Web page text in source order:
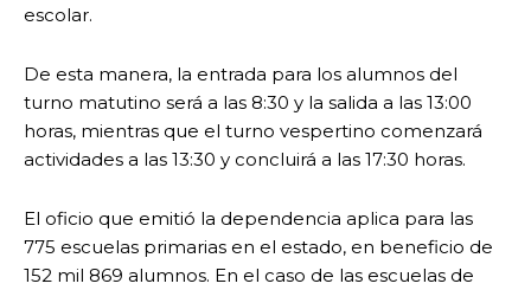
escolar.
De esta manera, la entrada para los alumnos del
turno matutino será a las 8:30 y la salida a las 13:00
horas, mientras que el turno vespertino comenzará
actividades a las 13:30 y concluirá a las 17:30 horas.
El oficio que emitió la dependencia aplica para las
775 escuelas primarias en el estado, en beneficio de
152 mil 869 alumnos. En el caso de las escuelas de